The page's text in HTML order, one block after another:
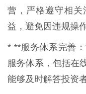
营，严格遵守相
益，避免因违规操
* **服务体系完善
服务体系，包括在
能够及时解答投资